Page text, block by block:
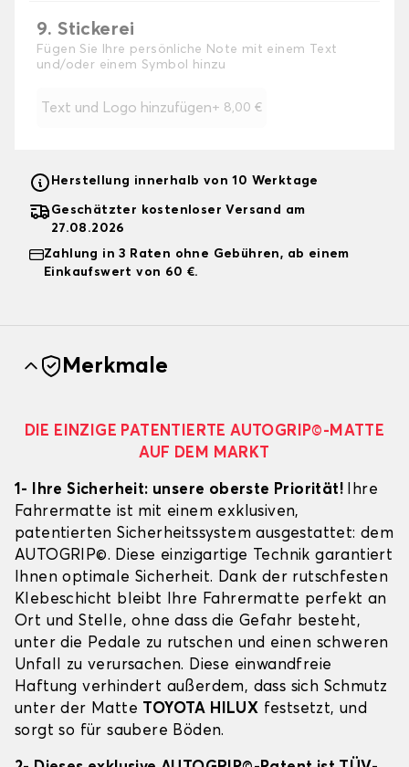
9. Stickerei
Fügen Sie Ihre persönliche Note mit einem Text
und/oder einem Symbol hinzu
Text und Logo hinzufügen+ 8,00 €
Herstellung innerhalb von 10 Werktage
Geschätzter kostenloser Versand am
27.08.2026
Zahlung in 3 Raten ohne Gebühren, ab einem
Einkaufswert von 60 €.
Merkmale
DIE EINZIGE PATENTIERTE AUTOGRIP©-MATTE
AUF DEM MARKT
1- Ihre Sicherheit: unsere oberste Priorität! Ihre
Fahrermatte ist mit einem exklusiven,
patentierten Sicherheitssystem ausgestattet: dem
AUTOGRIP©. Diese einzigartige Technik garantiert
Ihnen optimale Sicherheit. Dank der rutschfesten
Klebeschicht bleibt Ihre Fahrermatte perfekt an
Ort und Stelle, ohne dass die Gefahr besteht,
unter die Pedale zu rutschen und einen schweren
Unfall zu verursachen. Diese einwandfreie
Haftung verhindert außerdem, dass sich Schmutz
unter der Matte TOYOTA HILUX festsetzt, und
sorgt so für saubere Böden.